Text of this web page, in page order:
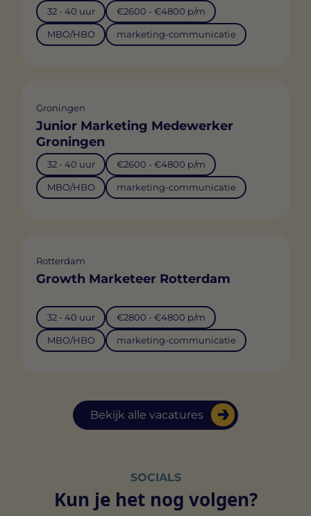
Bekijk alle vacatures
32 - 40 uur €2600 - €4800 p/m
MBO/HBO marketing-communicatie
Groningen
Junior Marketing Medewerker
Groningen
32 - 40 uur €2600 - €4800 p/m
MBO/HBO marketing-communicatie
Rotterdam
Growth Marketeer Rotterdam
32 - 40 uur €2800 - €4800 p/m
MBO/HBO marketing-communicatie
SOCIALS
Kun je het nog volgen?